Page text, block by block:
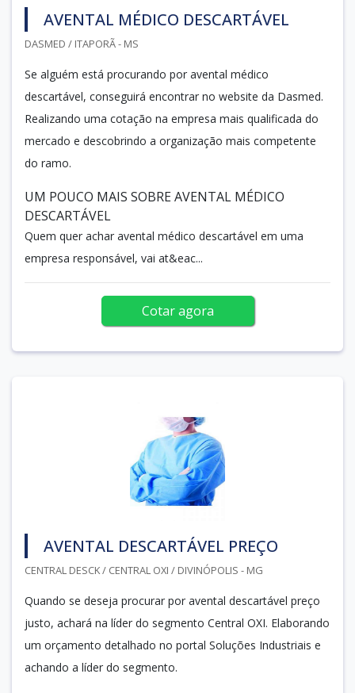
AVENTAL MÉDICO DESCARTÁVEL
DASMED / ITAPORÃ - MS
Se alguém está procurando por avental médico
descartável, conseguirá encontrar no website da Dasmed.
Realizando uma cotação na empresa mais qualificada do
mercado e descobrindo a organização mais competente
do ramo.
UM POUCO MAIS SOBRE AVENTAL MÉDICO
DESCARTÁVEL
Quem quer achar avental médico descartável em uma
empresa responsável, vai at&eac...
Cotar agora
AVENTAL DESCARTÁVEL PREÇO
CENTRAL DESCK / CENTRAL OXI / DIVINÓPOLIS - MG
Quando se deseja procurar por avental descartável preço
justo, achará na líder do segmento Central OXI. Elaborando
um orçamento detalhado no portal Soluções Industriais e
achando a líder do segmento.